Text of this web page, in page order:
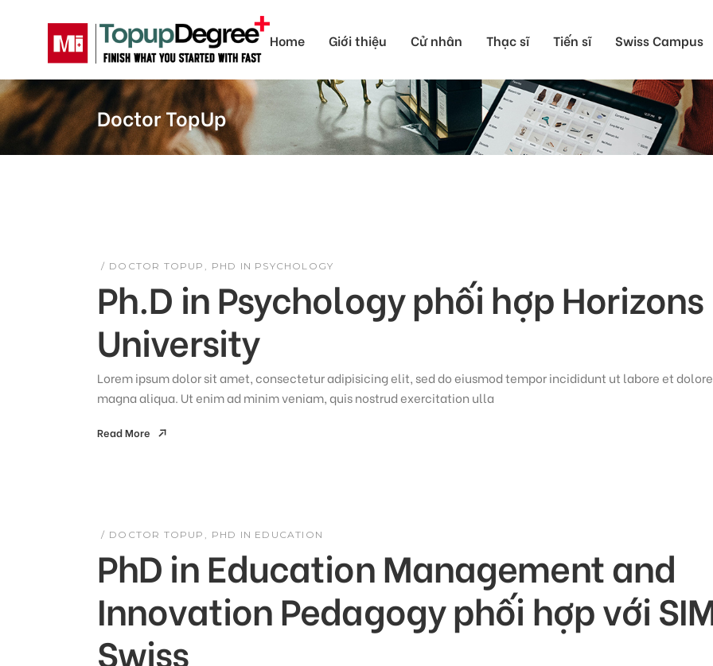
Home Giới thiệu Cử nhân Thạc sĩ Tiến sĩ Swiss Campus
Du học Thụy Sĩ Cử
Du học Thụy Sĩ
Du học Thụy Sĩ
Doctor TopUp
DOCTOR TOPUP PHD IN PSYCHOLOGY
Ph.D in Psychology phối hợp Horizons
University
Lorem ipsum dolor sit amet, consectetur adipisicing elit, sed do eiusmod tempor incididunt ut labore et dolore
magna aliqua. Ut enim ad minim veniam, quis nostrud exercitation ulla
Read More
DOCTOR TOPUP PHD IN EDUCATION
PhD in Education Management and
Innovation Pedagogy phối hợp với
Swiss